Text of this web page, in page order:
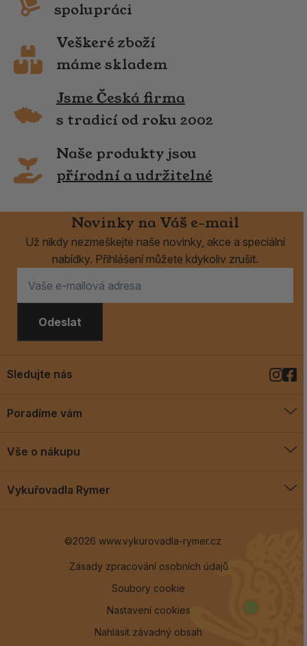
spolupráci
Veškeré zboží
máme skladem
Jsme Česká firma
s tradicí od roku 2002
Naše produkty jsou
přírodní a udržitelné
Novinky na Váš e-mail
Už nikdy nezmeškejte naše novinky, akce a speciální
nabídky. Přihlášení můžete kdykoliv zrušit.
Odeslat
Poradíme vám
Blog
Vše o nákupu
Vykuřovadla Rymer
Sledujte nás
©2026 www.vykurovadla-rymer.cz
Zásady zpracování osobních údajů
Soubory cookie
Nastavení cookies
Nahlásit závadný obsah